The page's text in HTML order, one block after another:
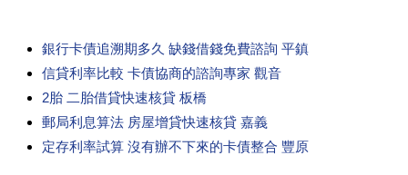
銀行卡債追溯期多久 缺錢借錢免費諮詢 平鎮
信貸利率比較 卡債協商的諮詢專家 觀音
2胎 二胎借貸快速核貸 板橋
郵局利息算法 房屋增貸快速核貸 嘉義
定存利率試算 沒有辦不下來的卡債整合 豐原